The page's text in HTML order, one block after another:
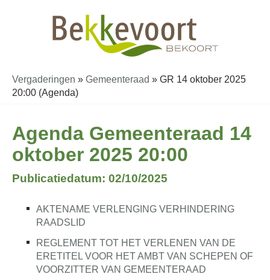
Vergaderingen » Gemeenteraad » GR 14 oktober 2025
20:00 (Agenda)
Agenda Gemeenteraad 14
oktober 2025 20:00
Publicatiedatum: 02/10/2025
AKTENAME VERLENGING VERHINDERING
RAADSLID
REGLEMENT TOT HET VERLENEN VAN DE
ERETITEL VOOR HET AMBT VAN SCHEPEN OF
VOORZITTER VAN GEMEENTERAAD